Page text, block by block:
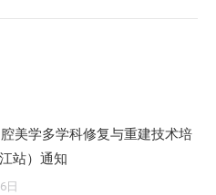
的
美学多学科修复与重建技术培
站）通知
日